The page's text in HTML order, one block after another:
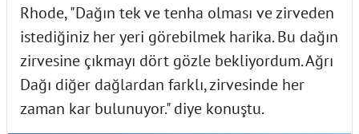
Rhode, "Dağın tek ve tenha olması ve zirveden
istediğiniz her yeri görebilmek harika. Bu dağın
zirvesine çıkmayı dört gözle bekliyordum. Ağrı
Dağı diğer dağlardan farklı, zirvesinde her
zaman kar bulunuyor." diye konuştu.